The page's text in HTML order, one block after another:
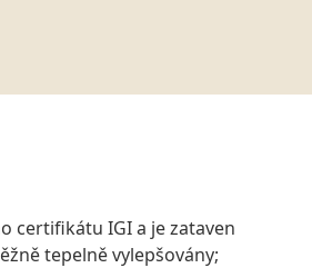
certifikátu IGI a je zataven
tepelně vylepšovány;